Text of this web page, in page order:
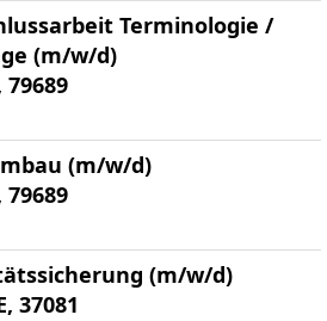
Terminologie /
(m/w/d)
(m/w/d)
(m/w/d)
37081